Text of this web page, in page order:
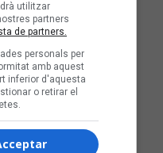
utilitzar
partners
de partners.
personals per
amb aquest
inferior d'aquesta
o retirar el